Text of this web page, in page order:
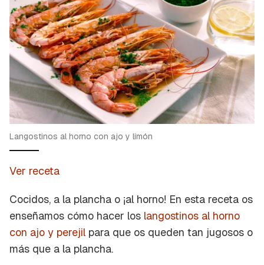
Langostinos al horno con ajo y limón
Ver receta
Cocidos, a la plancha o ¡al horno! En esta receta os
enseñamos cómo hacer los langostinos al horno
con ajo y perejil para que os queden tan jugosos o
más que a la plancha.